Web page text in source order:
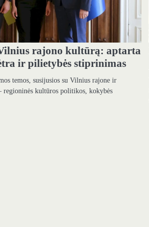
rajono kultūrą: aptarta
ir pilietybės stiprinimas
temos, susijusios su Vilnius rajone ir
regioninės kultūros politikos, kokybės